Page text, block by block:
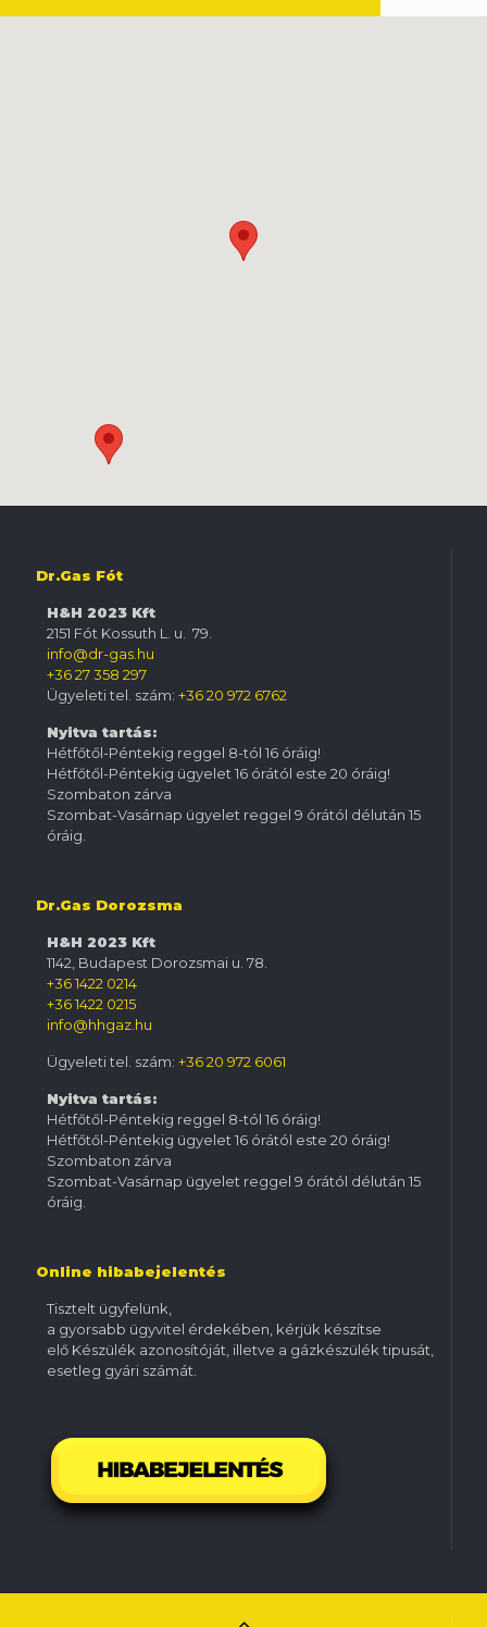
Dr.Gas Fót
H&H 2023 Kft
2151 Fót Kossuth L. u. 79.
info@dr-gas.hu
+36 27 358 297
Ügyeleti tel. szám: +36 20 972 6762
Nyitva tartás:
Hétfőtől-Péntekig reggel 8-tól 16 óráig!
Hétfőtől-Péntekig ügyelet 16 órától este 20 óráig!
Szombaton zárva
Szombat-Vasárnap ügyelet reggel 9 órától délután 15
óráig.
Dr.Gas Dorozsma
H&H 2023 Kft
1142, Budapest Dorozsmai u. 78.
+36 1422 0214
+36 1422 0215
info@hhgaz.hu
Ügyeleti tel. szám: +36 20 972 6061
Nyitva tartás:
Hétfőtől-Péntekig reggel 8-tól 16 óráig!
Hétfőtől-Péntekig ügyelet 16 órától este 20 óráig!
Szombaton zárva
Szombat-Vasárnap ügyelet reggel 9 órától délután 15
óráig.
Online hibabejelentés
Tisztelt ügyfelünk,
a gyorsabb ügyvitel érdekében, kérjük készítse
elő Készülék azonosítóját, illetve a gázkészülék tipusát,
esetleg gyári számát.